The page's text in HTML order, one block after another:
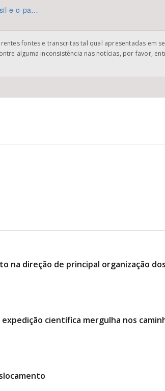
e-o-pa…
fontes e transcritas tal qual apresentadas em
alguma inconsistência nas notícias, por favor,
direção de principal organização dos
científica mergulha nos